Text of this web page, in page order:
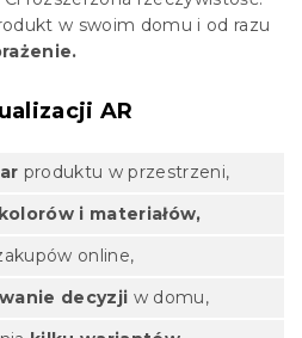
w swoim domu i od razu
AR
produktu w przestrzeni,
kolorów i materiałów,
online,
decyzji w domu,